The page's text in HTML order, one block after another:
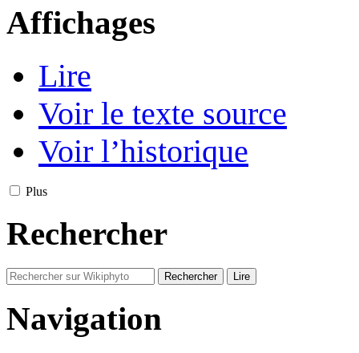
Affichages
Lire
Voir le texte source
Voir l’historique
Plus
Rechercher
Navigation